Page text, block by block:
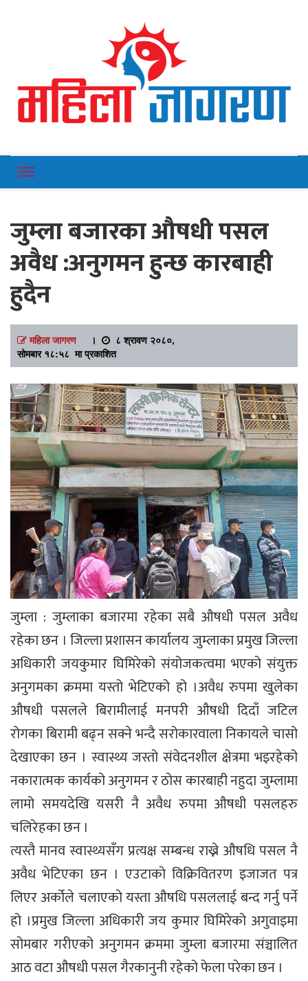
Mahilajagaran
जुम्ला बजारका औषधी पसल
अवैध :अनुगमन हुन्छ कारबाही
हुदैन
महिला जागरण।
८ श्रावण २०८०,
सोमबार १८:५८ मा प्रकाशित
जुम्ला : जुम्लाका बजारमा रहेका सबै औषधी पसल अवैध
रहेका छन । जिल्ला प्रशासन कार्यालय जुम्लाका प्रमुख जिल्ला
अधिकारी जयकुमार घिमिरेको संयोजकत्वमा भएको संयुक्त
अनुगमका क्रममा यस्तो भेटिएको हो ।अवैध रुपमा खुलेका
औषधी पसलले बिरामीलाई मनपरी औषधी दिदाँ जटिल
रोगका बिरामी बढ्न सक्ने भन्दै सरोकारवाला निकायले चासो
देखाएका छन । स्वास्थ्य जस्तो संवेदनशील क्षेत्रमा भइरहेको
नकारात्मक कार्यको अनुगमन र ठोस कारबाही नहुदा जुम्लामा
लामो समयदेखि यसरी नै अवैध रुपमा औषधी पसलहरु
चलिरेहका छन ।
त्यस्तै मानव स्वास्थ्यसँग प्रत्यक्ष सम्बन्ध राख्ने औषधि पसल नै
अवैध भेटिएका छन । एउटाको विक्रिवितरण इजाजत पत्र
लिएर अर्कोले चलाएको यस्ता औषधि पसललाई बन्द गर्नु पर्ने
हो ।प्रमुख जिल्ला अधिकारी जय कुमार घिमिरेको अगुवाइमा
सोमबार गरीएको अनुगमन क्रममा जुम्ला बजारमा संञ्चालित
आठ वटा औषधी पसल गैरकानुनी रहेको फेला परेका छन ।